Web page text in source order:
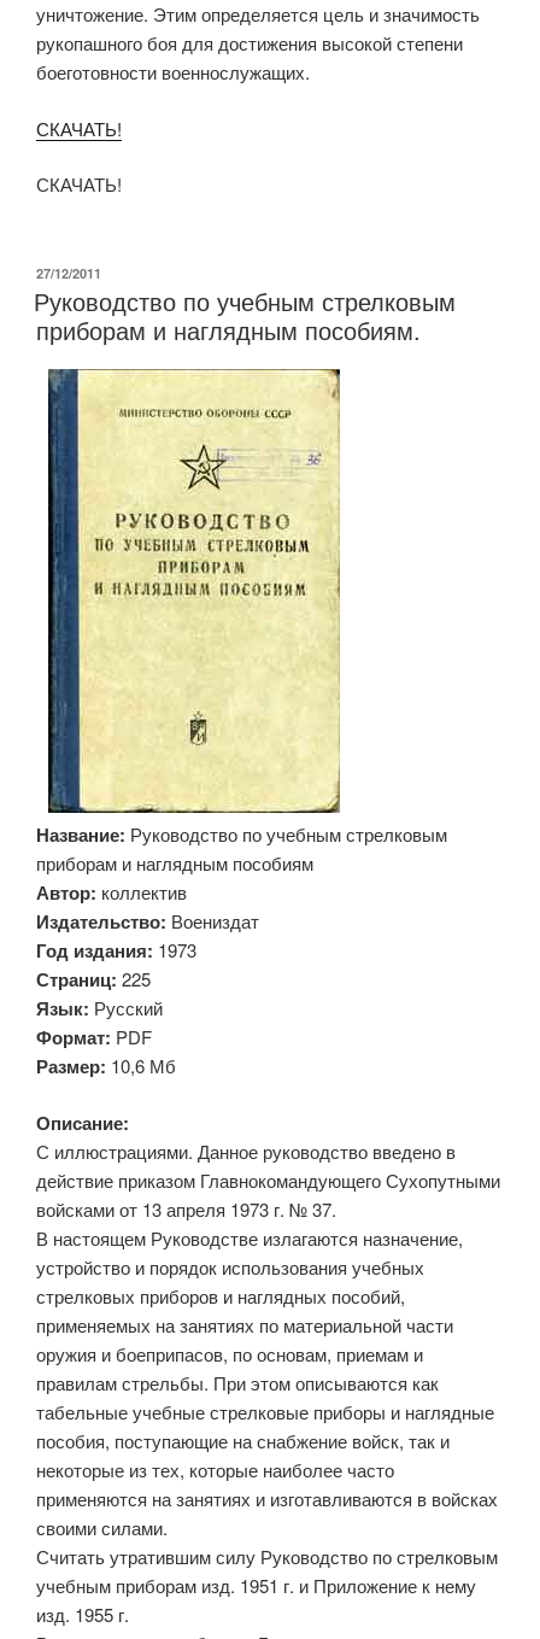
уничтожение. Этим определяется цель и значимость
рукопашного боя для достижения высокой степени
боеготовности военнослужащих.
СКАЧАТЬ!
СКАЧАТЬ!
ОПУБЛИКОВАНО
27/12/2011
Руководство по учебным стрелковым
приборам и наглядным пособиям.
Название: Руководство по учебным стрелковым
приборам и наглядным пособиям
Автор: коллектив
Издательство: Воениздат
Год издания: 1973
Страниц: 225
Язык: Русский
Формат: PDF
Размер: 10,6 Мб
Описание:
С иллюстрациями. Данное руководство введено в
действие приказом Главнокомандующего Сухопутными
войсками от 13 апреля 1973 г. № 37.
В настоящем Руководстве излагаются назначение,
устройство и порядок использования учебных
стрелковых приборов и наглядных пособий,
применяемых на занятиях по материальной части
оружия и боеприпасов, по основам, приемам и
правилам стрельбы. При этом описываются как
табельные учебные стрелковые приборы и наглядные
пособия, поступающие на снабжение войск, так и
некоторые из тех, которые наиболее часто
применяются на занятиях и изготавливаются в войсках
своими силами.
Считать утратившим силу Руководство по стрелковым
учебным приборам изд. 1951 г. и Приложение к нему
изд. 1955 г.